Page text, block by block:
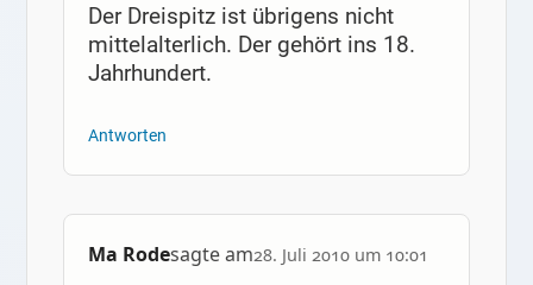
Der Dreispitz ist übrigens nicht
mittelalterlich. Der gehört ins 18.
Jahrhundert.
Antworten
Ma Rodesagte am28. Juli 2010 um 10:01